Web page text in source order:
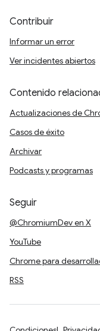
Contribuir
Informar un error
Ver incidentes abiertos
Contenido
Actualizaciones de
Casos de éxito
Archivar
Podcasts y programas
Seguir
@ChromiumDev en X
YouTube
Chrome para
RSS